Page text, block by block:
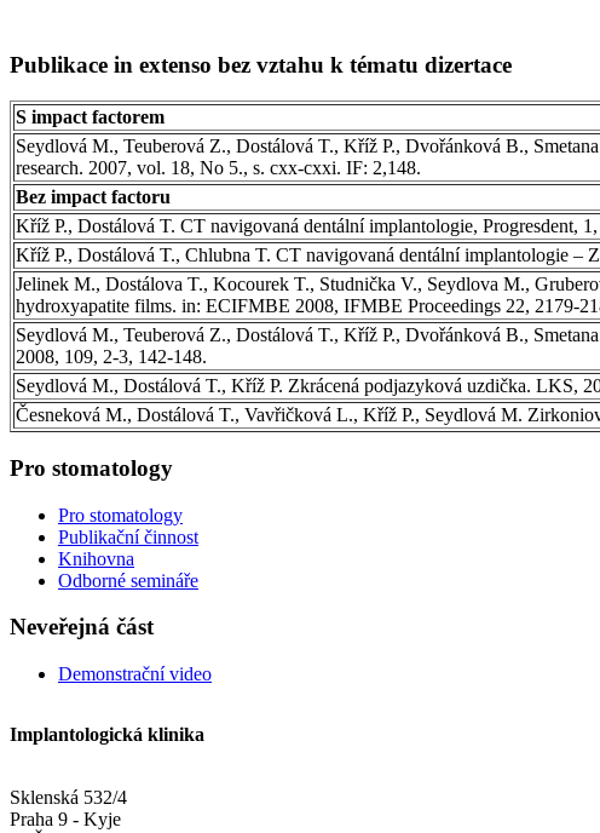
Publikace in extenso bez vztahu k tématu dizertace
S impact factorem
Seydlová M., Teuberová Z., Dostálová T., Kříž P., Dvořánková B.,
research. 2007, vol. 18, No 5., s. cxx-cxxi. IF: 2,148.
Bez impact factoru
Kříž P., Dostálová T. CT navigovaná dentální implantologie, Progresdent,
Kříž P., Dostálová T., Chlubna T. CT navigovaná dentální implantologie –
Jelinek M., Dostálova T., Kocourek T., Studnička V., Seydlova M.,
hydroxyapatite films. in: ECIFMBE 2008, IFMBE Proceedings 22, 2179-
Seydlová M., Teuberová Z., Dostálová T., Kříž P., Dvořánková B.,
2008, 109, 2-3, 142-148.
Seydlová M., Dostálová T., Kříž P. Zkrácená podjazyková uzdička. LKS,
Česneková M., Dostálová T., Vavřičková L., Kříž P., Seydlová M.
Pro stomatology
Pro stomatology
Publikační činnost
Knihovna
Odborné semináře
Neveřejná část
Demonstrační video
Implantologická klinika
Sklenská 532/4
Praha 9 - Kyje